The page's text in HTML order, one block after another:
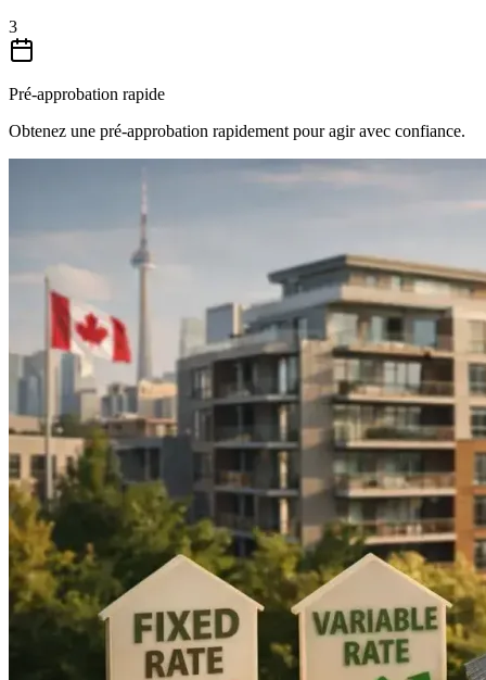
3
Pré-approbation rapide
Obtenez une pré-approbation rapidement pour agir avec confiance.